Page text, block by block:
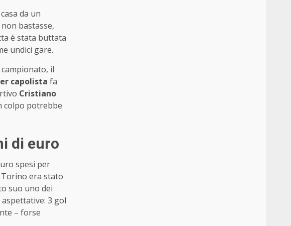
da un
bastasse,
è stata buttata
undici gare.
il
capolista fa
Cristiano
colpo potrebbe
di euro
spesi per
era stato
suo uno dei
3 gol
– forse